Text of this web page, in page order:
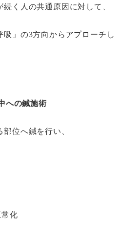
続く人の共通原因に対して、
吸」の3方向からアプローチし
への鍼施術
位へ鍼を行い、
常化